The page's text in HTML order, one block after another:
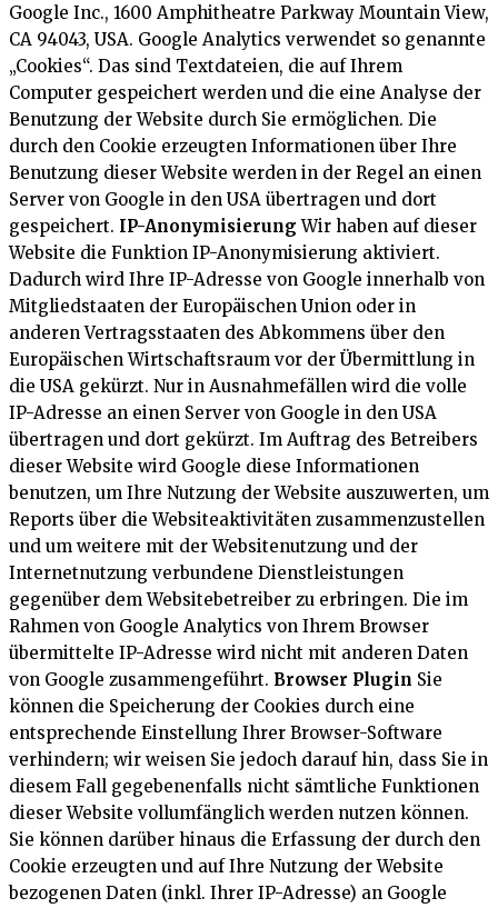
Google Inc., 1600 Amphitheatre Parkway Mountain View,
CA 94043, USA. Google Analytics verwendet so genannte
„Cookies“. Das sind Textdateien, die auf Ihrem
Computer gespeichert werden und die eine Analyse der
Benutzung der Website durch Sie ermöglichen. Die
durch den Cookie erzeugten Informationen über Ihre
Benutzung dieser Website werden in der Regel an einen
Server von Google in den USA übertragen und dort
gespeichert. IP-Anonymisierung Wir haben auf dieser
Website die Funktion IP-Anonymisierung aktiviert.
Dadurch wird Ihre IP-Adresse von Google innerhalb von
Mitgliedstaaten der Europäischen Union oder in
anderen Vertragsstaaten des Abkommens über den
Europäischen Wirtschaftsraum vor der Übermittlung in
die USA gekürzt. Nur in Ausnahmefällen wird die volle
IP-Adresse an einen Server von Google in den USA
übertragen und dort gekürzt. Im Auftrag des Betreibers
dieser Website wird Google diese Informationen
benutzen, um Ihre Nutzung der Website auszuwerten, um
Reports über die Websiteaktivitäten zusammenzustellen
und um weitere mit der Websitenutzung und der
Internetnutzung verbundene Dienstleistungen
gegenüber dem Websitebetreiber zu erbringen. Die im
Rahmen von Google Analytics von Ihrem Browser
übermittelte IP-Adresse wird nicht mit anderen Daten
von Google zusammengeführt. Browser Plugin Sie
können die Speicherung der Cookies durch eine
entsprechende Einstellung Ihrer Browser-Software
verhindern; wir weisen Sie jedoch darauf hin, dass Sie in
diesem Fall gegebenenfalls nicht sämtliche Funktionen
dieser Website vollumfänglich werden nutzen können.
Sie können darüber hinaus die Erfassung der durch den
Cookie erzeugten und auf Ihre Nutzung der Website
bezogenen Daten (inkl. Ihrer IP-Adresse) an Google